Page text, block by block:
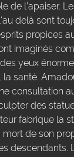
de l’apaiser.
delà sont
propices
imaginés
yeux
la santé.
consultation
des
fabrique la
de son
descendants.